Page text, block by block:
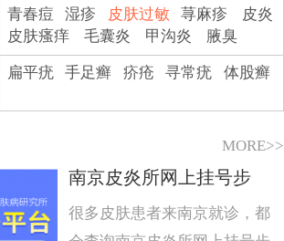
青春痘 湿疹 皮肤过敏 荨麻疹
皮炎
皮肤瘙痒
毛囊炎 甲沟炎 腋臭
扁平疣 手足癣 疥疮 寻常疣 体股癣
MORE>>
南京皮炎所网上挂号步
很多皮肤患者来南京就诊，都